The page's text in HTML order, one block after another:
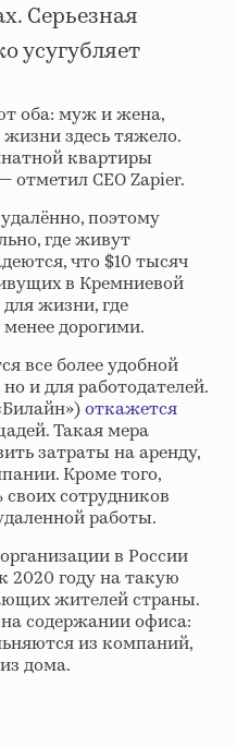
Серьезная
усугубляет
оба: муж и жена,
здесь тяжело.
квартиры
отметил CEO Zapier.
поэтому
где живут
что $10 тысяч
в Кремниевой
жизни, где
дорогими.
все более удобной
и для работодателей.
откажется
Такая мера
затраты на аренду,
Кроме того,
своих сотрудников
работы.
в России
2020 году на такую
жителей страны.
содержании офиса:
из компаний,
дома.